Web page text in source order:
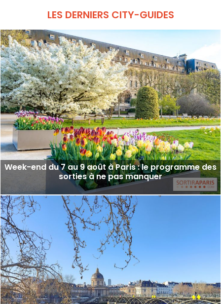
LES DERNIERS CITY-GUIDES
Week-end du 7 au 9 août à Paris : le programme des
sorties à ne pas manquer